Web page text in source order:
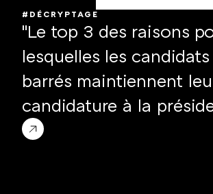
#DÉCRYPTAGE
"Le top 3 des raisons
lesquelles les
barrés maintiennent
candidature à la